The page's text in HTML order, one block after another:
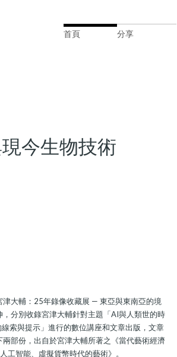
首頁 分享
今生物技術
津大輔：25年錄像收藏展 — 東亞與東南亞的境
，分別收錄宮津大輔針對主題「AI與人類世的時
索與提示」進行的數位講座和文章出版，文章
兩部份，出自於宮津大輔所著之《當代藝術經濟
工智能、虛擬貨幣時代的藝術》。